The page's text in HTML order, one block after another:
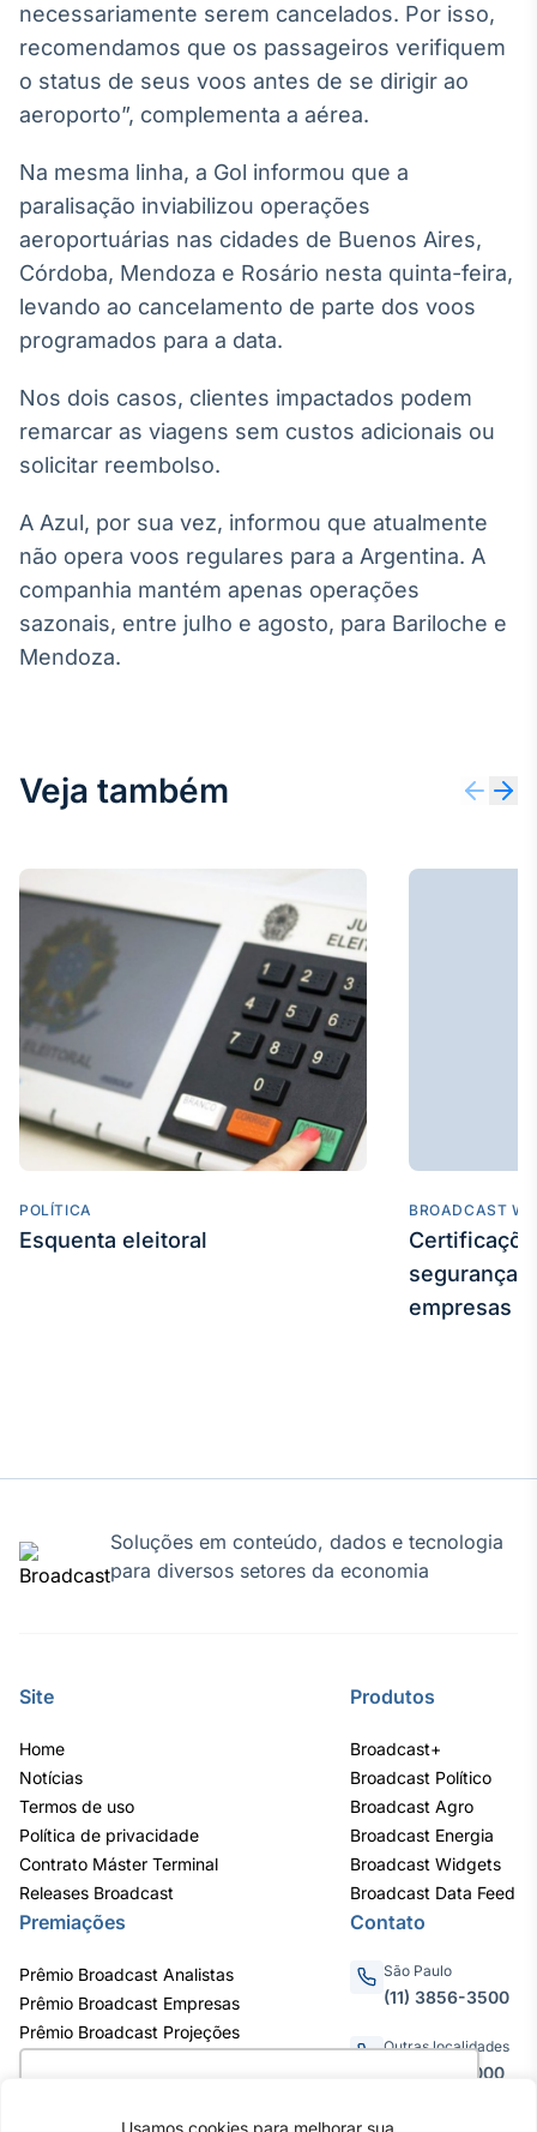
Usamos cookies para melhorar sua
Curadoria
Curadoria de
conteúdos
noticiosos
Soluções de
Radar
Monitoramento
inteligente de
conteúdos
Fundos
A melhor
no Brasil
IA
Gestão de
Investimentos
Em breve
Tokenização
de ativos
Em breve
necessariamente serem cancelados. Por isso,
recomendamos que os passageiros verifiquem
o status de seus voos antes de se dirigir ao
aeroporto”, complementa a aérea.
Na mesma linha, a Gol informou que a
paralisação inviabilizou operações
aeroportuárias nas cidades de Buenos Aires,
Córdoba, Mendoza e Rosário nesta quinta-feira,
levando ao cancelamento de parte dos voos
programados para a data.
Nos dois casos, clientes impactados podem
remarcar as viagens sem custos adicionais ou
solicitar reembolso.
A Azul, por sua vez, informou que atualmente
não opera voos regulares para a Argentina. A
companhia mantém apenas operações
sazonais, entre julho e agosto, para Bariloche e
Mendoza.
Veja também
POLÍTICA
Esquenta eleitoral
BROADCAST
segurança
empresas
Soluções em conteúdo, dados e tecnologia
para diversos setores da economia
Site
Home
Notícias
Termos de uso
Política de privacidade
Contrato Máster Terminal
Releases Broadcast
Produtos
Broadcast+
Broadcast Político
Broadcast Agro
Broadcast Energia
Broadcast Widgets
Broadcast Data Feed
Premiações
Prêmio Broadcast Analistas
Prêmio Broadcast Empresas
Prêmio Broadcast Projeções
Contato
São Paulo
(11) 3856-3500
Outras localidades
0800.011.3000